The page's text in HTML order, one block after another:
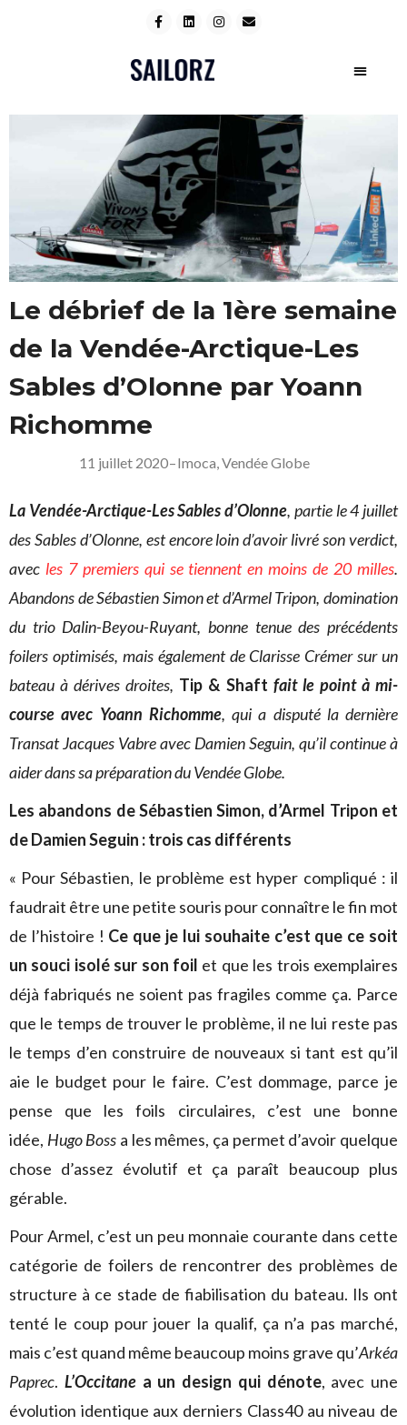
Le débrief de la 1ère semaine
de la Vendée-Arctique-Les
Sables d’Olonne par Yoann
Richomme
11 juillet 2020–Imoca,Vendée Globe
La Vendée-Arctique-Les Sables d’Olonne, partie le 4 juillet
des Sables d’Olonne, est encore loin d’avoir livré son verdict,
avec les 7 premiers qui se tiennent en moins de 20 milles.
Abandons de Sébastien Simon et d’Armel Tripon, domination
du trio Dalin-Beyou-Ruyant, bonne tenue des précédents
foilers optimisés, mais également de Clarisse Crémer sur un
bateau à dérives droites, Tip & Shaft fait le point à mi-
course avec Yoann Richomme, qui a disputé la dernière
Transat Jacques Vabre avec Damien Seguin, qu’il continue à
aider dans sa préparation du Vendée Globe.
Les abandons de Sébastien Simon, d’Armel Tripon et
de Damien Seguin : trois cas différents
« Pour Sébastien, le problème est hyper compliqué : il
faudrait être une petite souris pour connaître le fin mot
de l’histoire ! Ce que je lui souhaite c’est que ce soit
un souci isolé sur son foil et que les trois exemplaires
déjà fabriqués ne soient pas fragiles comme ça. Parce
que le temps de trouver le problème, il ne lui reste pas
le temps d’en construire de nouveaux si tant est qu’il
aie le budget pour le faire. C’est dommage, parce je
pense que les foils circulaires, c’est une bonne
idée, Hugo Boss a les mêmes, ça permet d’avoir quelque
chose d’assez évolutif et ça paraît beaucoup plus
gérable.
Pour Armel, c’est un peu monnaie courante dans cette
catégorie de foilers de rencontrer des problèmes de
structure à ce stade de fiabilisation du bateau. Ils ont
tenté le coup pour jouer la qualif, ça n’a pas marché,
mais c’est quand même beaucoup moins grave qu’Arkéa
Paprec. L’Occitanea un design qui dénote, avec une
évolution identique aux derniers Class40 au niveau de